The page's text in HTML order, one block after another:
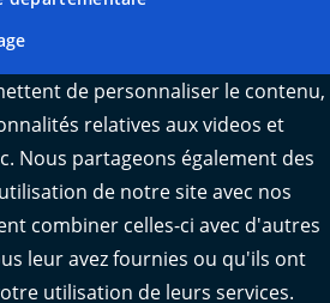
trafic
info trafic
territoires de Charente-
de personnaliser le contenu,
relatives aux videos et
Nous partageons également des
de notre site avec nos
combiner celles-ci avec d'autres
leur avez fournies ou qu'ils ont
utilisation de leurs services.